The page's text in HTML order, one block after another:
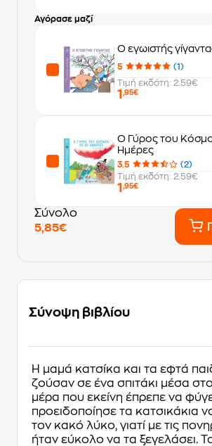
Αγόρασε μαζί
Ο εγωιστής
5
(1)
Τιμή εκδότη: 2.59€
1 ,95€
Ο Γύρος του
Ημέρες
3.5
(2)
Τιμή εκδότη: 2.59€
1 ,95€
Σύνολο
5,85€
Σύνοψη βιβλίου
Η μαμά κατσίκα και τα εφτά
ζούσαν σε ένα σπιτάκι μέσα
μέρα που εκείνη έπρεπε να
προειδοποίησε τα κατσικάκια
τον κακό λύκο, γιατί με τις
ήταν εύκολο να τα ξεγελάσει.